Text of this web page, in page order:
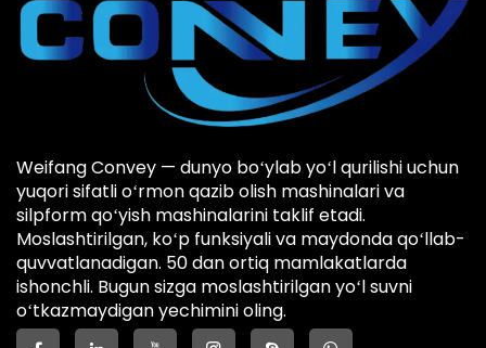
Weifang Convey — dunyo boʻylab yoʻl qurilishi uchun
yuqori sifatli oʻrmon qazib olish mashinalari va
silpform qoʻyish mashinalarini taklif etadi.
Moslashtirilgan, koʻp funksiyali va maydonda qoʻllab-
quvvatlanadigan. 50 dan ortiq mamlakatlarda
ishonchli. Bugun sizga moslashtirilgan yoʻl suvni
oʻtkazmaydigan yechimini oling.